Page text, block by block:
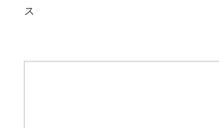
ス